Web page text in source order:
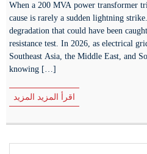
When a 200 MVA power transformer
cause is rarely a sudden lightning
degradation that could have been
resistance test. In 2026, as electrical
Southeast Asia, the Middle East, and
knowing […]
اقرأ المزيد المزيد